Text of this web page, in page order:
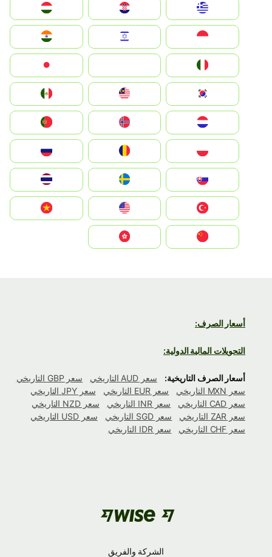
Hrvatska
Magyarország
Indonesia
South Korea
Nederland
Portugal
România
Slovensko
United States
Vietnam
أسعار الصرف:
التحويلات المالية الدولية:
أسعار الصرف التاريخية: سعر AUD التاريخي
سعر GBP التاريخي
سعر MXN التاريخي
سعر EUR التاريخي
سعر JPY التاريخي
سعر CAD التاريخي
سعر INR التاريخي
سعر NZD التاريخي
سعر ZAR التاريخي
سعر SGD التاريخي
سعر USD التاريخي
سعر CHF التاريخي
سعر IDR التاريخي
الشركة والفريق